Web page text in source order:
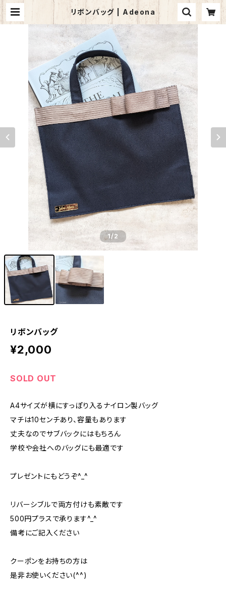
リボンバッグ | Adeona
1/2
リボンバッグ
¥2,000
SOLD OUT
A4サイズが横にすっぽり入るナイロン製バッグ
マチは10センチあり、容量もあります
丈夫なのでサブバックにはもちろん
学校や会社へのバッグにも最適です
プレゼントにもどうぞ^_^
リバーシブルで両方付けも素敵です
500円プラスで承ります^_^
備考にご記入ください
クーポンをお持ちの方は
是非お使いください(^^)